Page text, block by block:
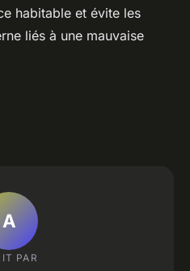
habitable et évite les
liés à une mauvaise
A
PAR